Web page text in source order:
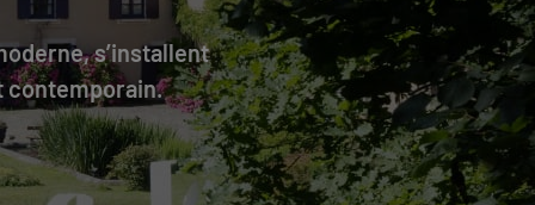
s’installent
contemporain.